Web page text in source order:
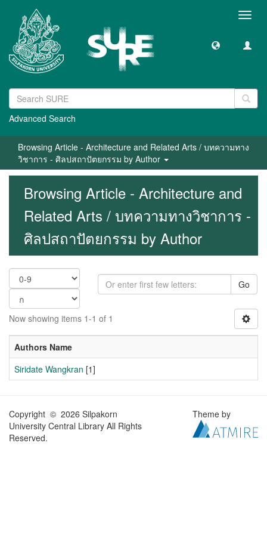
Advanced Search
Browsing Article - Architecture and Related Arts / บทความทาง
วิชาการ - ศิลปสถาปัตยกรรม by Author
Browsing Article - Architecture and
Related Arts / บทความทางวิชาการ -
ศิลปสถาปัตยกรรม by Author
Go
Now showing items 1-1 of 1
Authors Name
Siridate Wangkran [1]
Copyright © 2026 Silpakorn
University Central Library All Rights
Reserved.
Theme by